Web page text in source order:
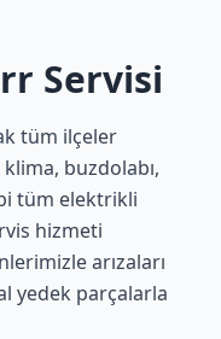
Servisi
tüm ilçeler
buzdolabı,
tüm elektrikli
hizmeti
arızaları
yedek parçalarla